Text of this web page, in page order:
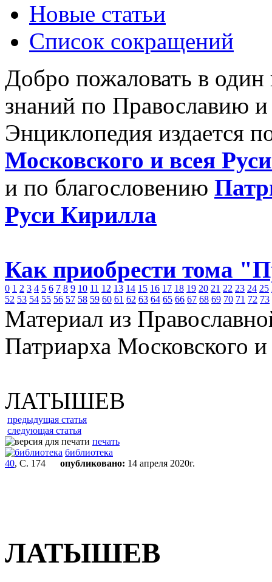
Новые статьи
Список сокращений
Добро пожаловать в
знаний по Православию
Энциклопедия издается
Московского и всея
и по благословению
Руси Кирилла
Как приобрести тома
0 1 2 3 4 5 6 7 8 9 10 11 12 13 14 15 16 17 18 19 20 21 22 23 24 25
52 53 54 55 56 57 58 59 60 61 62 63 64 65 66 67 68 69 70 71 72 73
Материал из
Патриарха Московского
ЛАТЫШЕВ
предыдущая статья
следующая статья
печать
библиотека
40, С. 174 опубликовано: 14 апреля 2020г.
ЛАТЫШЕВ